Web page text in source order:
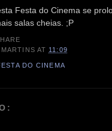
Festa do Cinema se
salas cheias. ;P
AT 11:09
DO CINEMA